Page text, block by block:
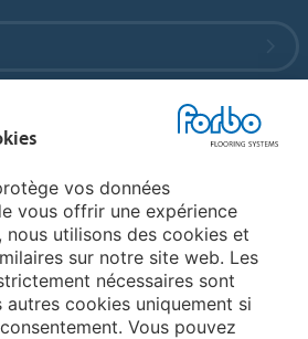
vos données
vous offrir une expérience
utilisons des cookies et
sur notre site web. Les
nécessaires sont
cookies uniquement si
Vous pouvez